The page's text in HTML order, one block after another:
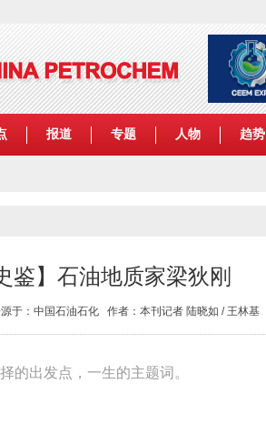
报道 专题 人物 趋势
鉴】石油地质家梁狄刚
于：中国石油石化 作者：本刊记者 陆晓如 / 王林基
的出发点，一生的主题词。